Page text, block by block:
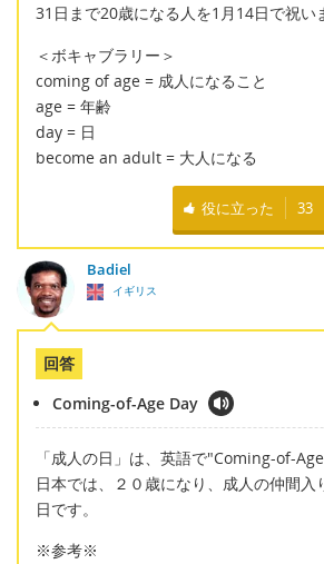
31日まで20歳になる人を1月14日で祝い
＜ボキャブラリー＞
coming of age = 成人になること
age = 年齢
day = 日
become an adult = 大人になる
役に立った 33
Badiel
イギリス
回答
Coming-of-Age Day
「成人の日」は、英語で"Coming-of-Age
日本では、２０歳になり、成人の仲間入
日です。
※参考※